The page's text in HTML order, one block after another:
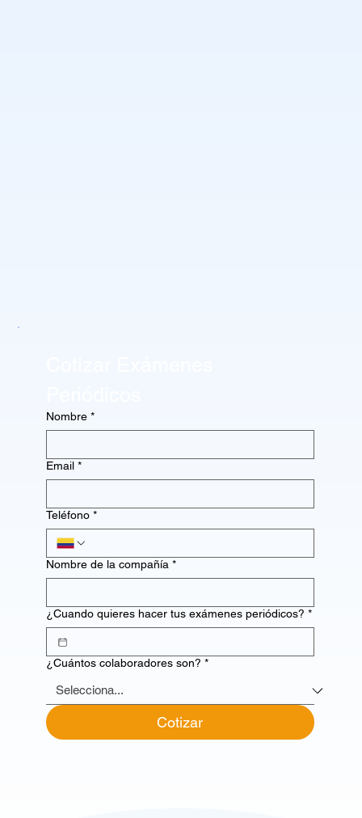
Nombre *
Email *
Teléfono *
Nombre de la compañía *
¿Cuando quieres hacer tus exámenes periódicos? *
¿Cuántos colaboradores son? *
Cotizar